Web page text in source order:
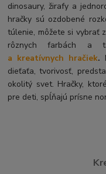
dinosaury, žirafy a
hračky sú ozdobené
túlenie, môžete si vybrať
rôznych farbách a
a kreatívnych hračiek.
dieťaťa, tvorivosť,
okolitý svet. Hračky,
pre deti, spĺňajú prísne